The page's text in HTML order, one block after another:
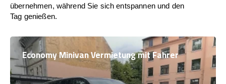
übernehmen, während Sie sich entspannen und den
Tag genießen.
Economy Minivan Vermietung mit Fahrer